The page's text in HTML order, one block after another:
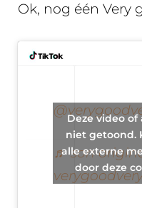
Ok, nog één Very
♬ son
Deze video
niet getoond.
alle externe
door deze